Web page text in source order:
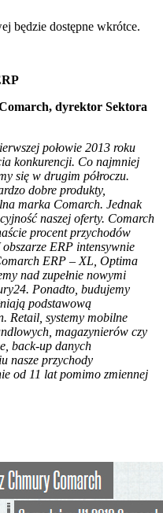
będzie dostępne wkrótce.
dyrektor Sektora
połowie 2013 roku
konkurencji. Co najmniej
się w drugim półroczu.
dobre produkty,
marka Comarch. Jednak
naszej oferty. Comarch
procent przychodów
ERP intensywnie
ERP – XL, Optima
nad zupełnie nowymi
Ponadto, budujemy
podstawową
Retail, systemy mobilne
magazynierów czy
back-up danych
nasze przychody
od 11 lat pomimo zmiennej